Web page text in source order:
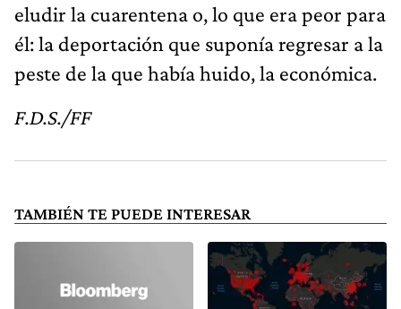
eludir la cuarentena o, lo que era peor para
él: la deportación que suponía regresar a la
peste de la que había huido, la económica.
F.D.S./FF
TAMBIÉN TE PUEDE INTERESAR